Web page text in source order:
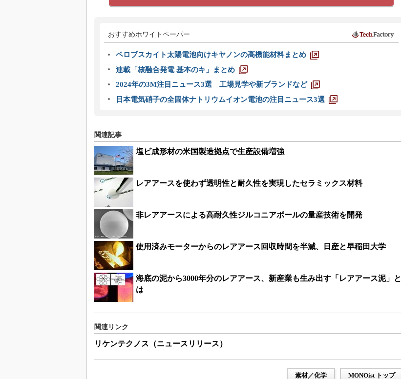
おすすめホワイトペーパー
ペロブスカイト太陽電池向けキヤノンの高機能材料まとめ
連載「核融合発電 基本のキ」まとめ
2024年の3M注目ニュース3選 工場見学や新ブランドなど
日本電気硝子の全固体ナトリウムイオン電池の注目ニュース3選
関連記事
塩ビ成形材の米国製造拠点で生産設備増強
レアアースを使わず透明性と耐久性を実現したセラミックス材料
非レアアースによる高耐久性ジルコニアボールの量産技術を開発
使用済みモーターからのレアアース回収時間を半減、日産と早稲田大学
海底の泥から3000年分のレアアース、新産業も生み出す「レアアース泥」と
は
関連リンク
リケンテクノス（ニュースリリース）
素材／化学 MONOist トップ